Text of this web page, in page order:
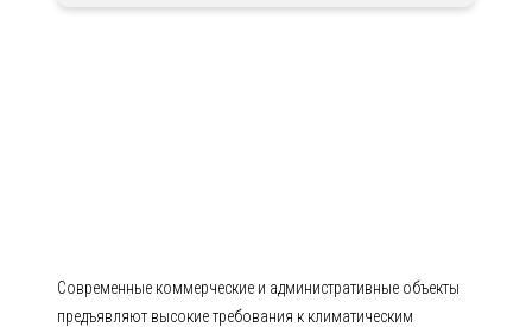
Современные коммерческие и административные объекты
предъявляют высокие требования к климатическим